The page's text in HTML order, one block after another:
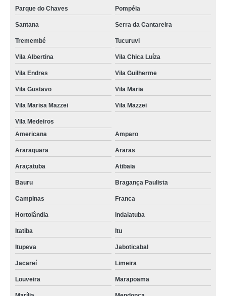
Parque do Chaves Pompéia
Santana Serra da Cantareira
Tremembé Tucuruvi
Vila Albertina Vila Chica Luíza
Vila Endres Vila Guilherme
Vila Gustavo Vila Maria
Vila Marisa Mazzei Vila Mazzei
Vila Medeiros
Americana
Amparo
Araraquara Araras
Araçatuba Atibaia
Bauru Bragança Paulista
Campinas Franca
Hortolândia Indaiatuba
Itatiba Itu
Itupeva Jaboticabal
Jacareí Limeira
Louveira Marapoama